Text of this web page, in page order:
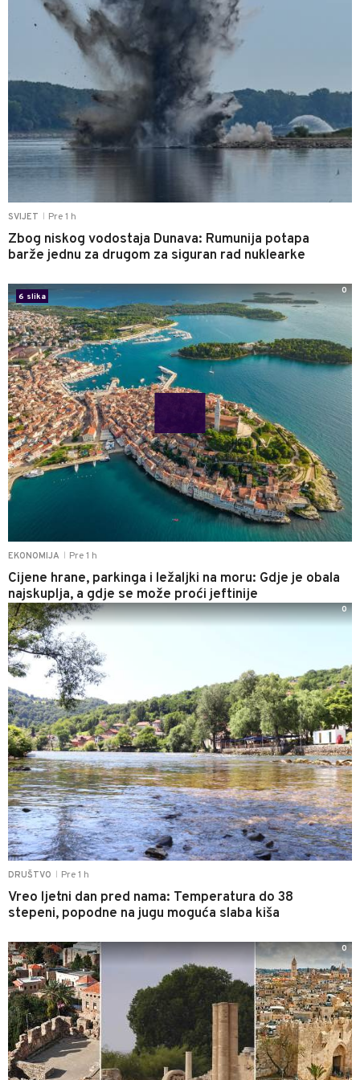
SVIJET Pre 1 h
Zbog niskog vodostaja Dunava: Rumunija potapa
barže jednu za drugom za siguran rad nuklearke
EKONOMIJA Pre 1 h
Cijene hrane, parkinga i ležaljki na moru: Gdje je obala
najskuplja, a gdje se može proći jeftinije
6 slika
0
DRUŠTVO Pre 1 h
Vreo ljetni dan pred nama: Temperatura do 38
stepeni, popodne na jugu moguća slaba kiša
0
0